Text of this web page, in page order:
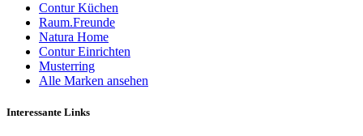
Contur Küchen
Raum.Freunde
Natura Home
Contur Einrichten
Musterring
Alle Marken ansehen
Interessante Links